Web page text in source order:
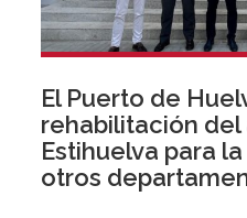
El Puerto de
rehabilitación
Estihuelva para
otros